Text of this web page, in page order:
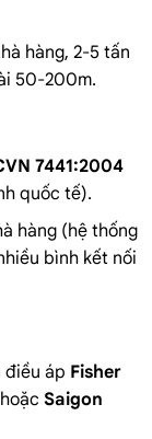
hàng, 2-5 tấn
50-200m.
7441:2004
quốc tế).
hàng (hệ thống
bình kết nối
điều áp Fisher
Saigon